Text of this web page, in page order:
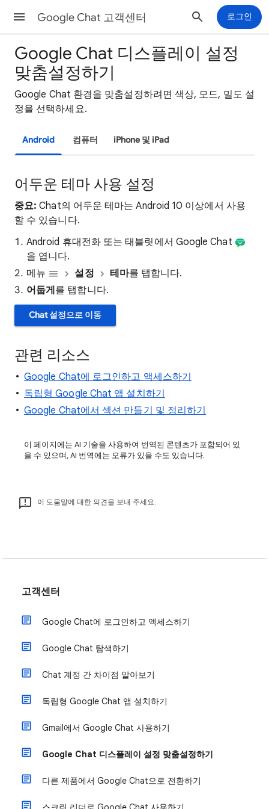
Google Chat 고객센터 로그인
Google Chat 디스플레이 설정
맞춤설정하기
Google Chat 환경을 맞춤설정하려면 색상, 모드, 밀도 설
정을 선택하세요.
Android 컴퓨터 iPhone 및 iPad
어두운 테마 사용 설정
중요: Chat의 어두운 테마는 Android 10 이상에서 사용
할 수 있습니다.
Android 휴대전화 또는 태블릿에서 Google Chat
을 엽니다.
메뉴
설정 테마를 탭합니다.
어둡게 를 탭합니다.
Chat 설정으로 이동
관련 리소스
Google Chat에 로그인하고 액세스하기
독립형 Google Chat 앱 설치하기
Google Chat에서 섹션 만들기 및 정리하기
이 페이지에는 AI 기술을 사용하여 번역된 콘텐츠가 포함되어 있
을 수 있으며, AI 번역에는 오류가 있을 수도 있습니다.
이 도움말에 대한 의견을 보내 주세요.
고객센터
Google Chat에 로그인하고 액세스하기
Google Chat 탐색하기
Chat 계정 간 차이점 알아보기
독립형 Google Chat 앱 설치하기
Gmail에서 Google Chat 사용하기
Google Chat 디스플레이 설정 맞춤설정하기
다른 제품에서 Google Chat으로 전환하기